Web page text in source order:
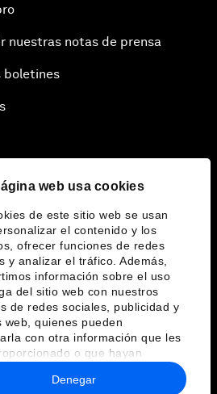
web usa cookies
de este sitio web se usan
el contenido y los
ofrecer funciones de redes
y analizar el tráfico. Además,
información sobre el uso
del sitio web con nuestros
de redes sociales, publicidad y
web, quienes pueden
con otra información que les
o que hayan
a partir del uso que haya
sus servicios.
Denegar
nuestras notas de prensa
boletines